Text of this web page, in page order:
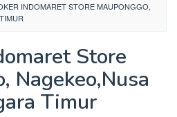
INDOMARET STORE MAUPONGGO,
Store
Nagekeo,Nusa
Timur